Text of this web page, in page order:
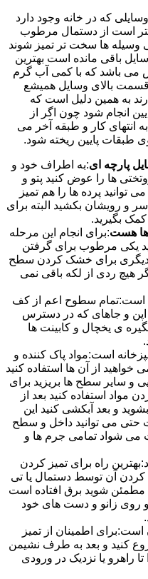
که در خانه وجود دارد
بهتر است از دستمال مرطوب
وسیله ها سخت تر تمیز شوند
باقی مانده است بهترین
می باشد که با کمی آب گرم
بالای وسایل همیشع
به همین دلیل است که
انجام شود چون اگر از
انتهای کار و طبقه آخر می
پایین ریخته شود.
پارچه ای:به اطراف خود و
ها را عوض کنید پتو و
توانید پرده ها را هم تمیز
و رویشان بکشید البته برای
بگیرید.
هست:برای انجام این مرحله
یکی مرطوب برای گرفتن
برای خشک کردن سطح
هیچ ردی از لکه باقی نمی
است:تمام سطوح اعم از کف
اپن و جاهای که در دسترس
ی یخچال و کابینت ها
است:مواد پاک کننده و
خواهید از آن ها استفاده کنید
سایر سطح ها بریزید برای
مواد استفاده کنید بعد از
و بعد آبکشی کنید این
حتی می توانید داخل و سطح
می شواد تمامی جرم ها و
راه برای تمیز کردن
آن توسط دستمال یا تی
شوید برق افتاده است
روی زانو و دست های خود
اطمینان از تمیز
کنید و بعد به طرف نشیمن
تا راهرو یا نزدیک در ورودی